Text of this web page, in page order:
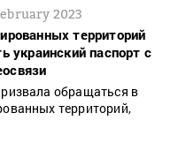
2023
территорий
украинский паспорт с
обращаться в
территорий,